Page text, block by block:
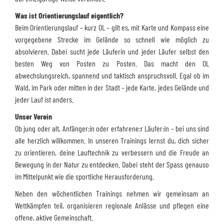
Was ist Orientierungslauf eigentlich?
Beim Orientierungslauf – kurz OL – gilt es, mit Karte und Kompass eine
vorgegebene Strecke im Gelände so schnell wie möglich zu
absolvieren. Dabei sucht jede Läuferin und jeder Läufer selbst den
besten Weg von Posten zu Posten. Das macht den OL
abwechslungsreich, spannend und taktisch anspruchsvoll. Egal ob im
Wald, im Park oder mitten in der Stadt – jede Karte, jedes Gelände und
jeder Lauf ist anders.
Unser Verein
Ob jung oder alt, Anfänger:in oder erfahrene:r Läufer:in – bei uns sind
alle herzlich willkommen. In unseren Trainings lernst du, dich sicher
zu orientieren, deine Lauftechnik zu verbessern und die Freude an
Bewegung in der Natur zu entdecken. Dabei steht der Spass genauso
im Mittelpunkt wie die sportliche Herausforderung.
Neben den wöchentlichen Trainings nehmen wir gemeinsam an
Wettkämpfen teil, organisieren regionale Anlässe und pflegen eine
offene, aktive Gemeinschaft.